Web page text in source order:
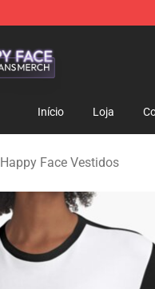
Início Loja
Happy Face Vestidos